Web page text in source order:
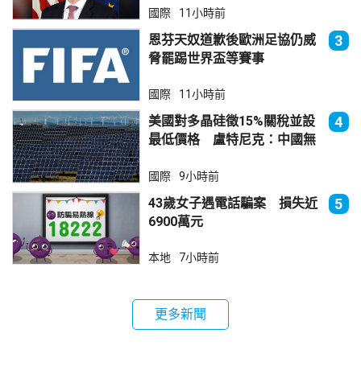
國際 11小時前
恩芬天奴道歉後歐洲足協仍威
脅罷踢世界盃等賽事
3
國際 11小時前
美國對多晶硅徵15%關稅並設
最低價格 盧特尼克：中國無
4
國際 9小時前
43歲女子遇電話騙案 損失近
6900萬元
5
本地 7小時前
更多新聞